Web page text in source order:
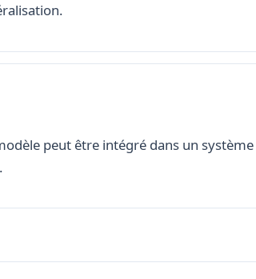
peut être intégré dans un